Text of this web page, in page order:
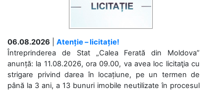
06.08.2026
Atenție – licitație!
Întreprinderea de Stat „Calea Ferată din Moldova”
anunță: la 11.08.2026, ora 09.00, va avea loc licitaţia cu
strigare privind darea în locațiune, pe un termen de
până la 3 ani, a 13 bunuri imobile neutilizate în procesul